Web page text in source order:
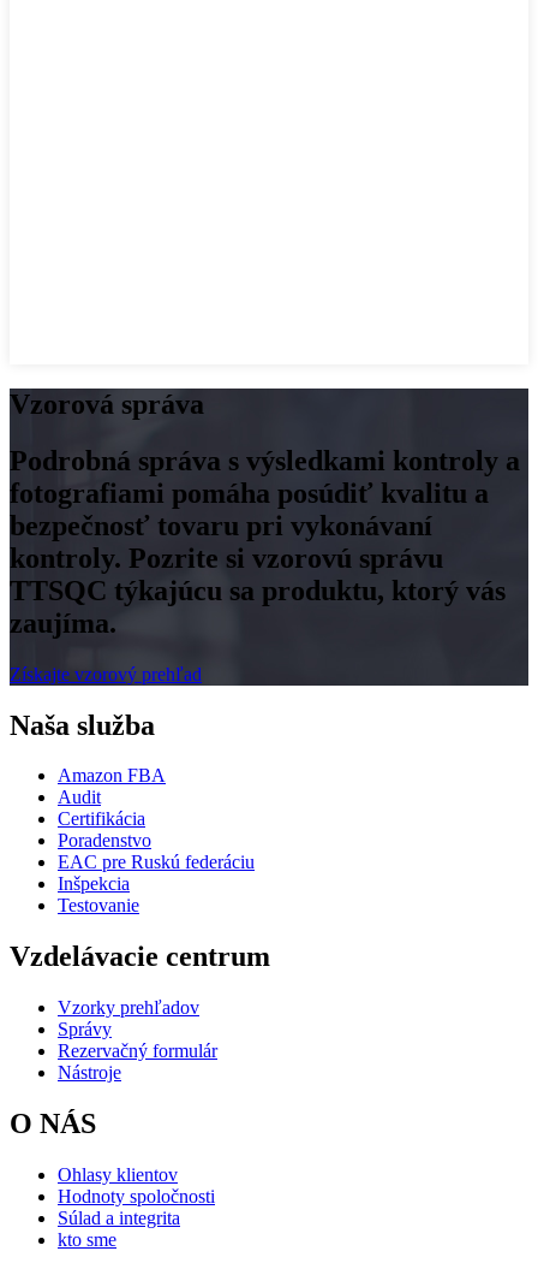
Vzorová správa
Podrobná správa s výsledkami kontroly a
fotografiami pomáha posúdiť kvalitu a
bezpečnosť tovaru pri vykonávaní
kontroly. Pozrite si vzorovú správu
TTSQC týkajúcu sa produktu, ktorý vás
zaujíma.
Získajte vzorový prehľad
Naša služba
Amazon FBA
Audit
Certifikácia
Poradenstvo
EAC pre Ruskú federáciu
Inšpekcia
Testovanie
Vzdelávacie centrum
Vzorky prehľadov
Správy
Rezervačný formulár
Nástroje
O NÁS
Ohlasy klientov
Hodnoty spoločnosti
Súlad a integrita
kto sme